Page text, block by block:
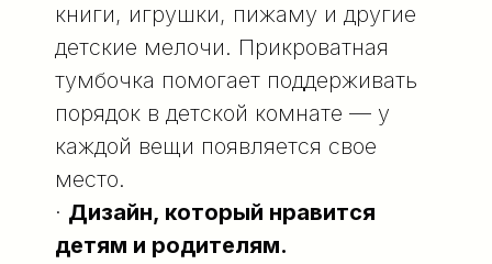
книги, игрушки, пижаму и другие
детские мелочи. Прикроватная
тумбочка помогает поддерживать
порядок в детской комнате — у
каждой вещи появляется свое
место.
· Дизайн, который нравится
детям и родителям.